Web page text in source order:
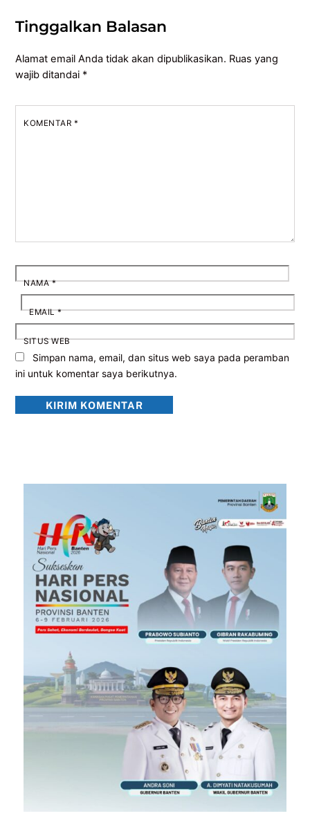
Tinggalkan Balasan
Alamat email Anda tidak akan dipublikasikan. Ruas yang
wajib ditandai *
KOMENTAR *
NAMA*
EMAIL*
SITUS WEB
Simpan nama, email, dan situs web saya pada peramban
ini untuk komentar saya berikutnya.